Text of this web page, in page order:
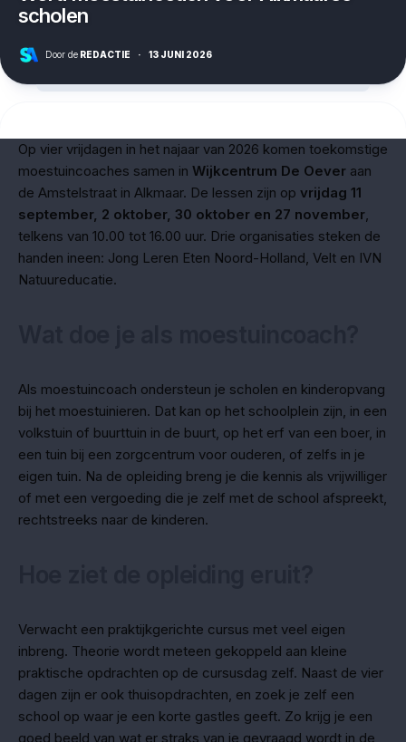
scholen
Door de REDACTIE · 13 JUNI 2026
Op vier vrijdagen in het najaar van 2026 komen toekomstige
moestuincoaches samen in Wijkcentrum De Oever aan
de Amstelstraat in Alkmaar. De lessen zijn op vrijdag 11
september, 2 oktober, 30 oktober en 27 november,
telkens van 10.00 tot 16.00 uur. Drie organisaties steken de
handen ineen: Jong Leren Eten Noord-Holland, Velt en IVN
Natuureducatie.
Als moestuincoach ondersteun je scholen en kinderopvang
bij het moestuinieren. Dat kan op het schoolplein zijn, in een
volkstuin of buurttuin in de buurt, op het erf van een boer, in
een tuin bij een zorgcentrum voor ouderen, of zelfs in je
eigen tuin. Na de opleiding breng je die kennis als vrijwilliger
of met een vergoeding die je zelf met de school afspreekt,
rechtstreeks naar de kinderen.
Verwacht een praktijkgerichte cursus met veel eigen
inbreng. Theorie wordt meteen gekoppeld aan kleine
praktische opdrachten op de cursusdag zelf. Naast de vier
dagen zijn er ook thuisopdrachten, en zoek je zelf een
school op waar je een korte gastles geeft. Zo krijg je een
goed beeld van wat er straks van je gevraagd wordt in de